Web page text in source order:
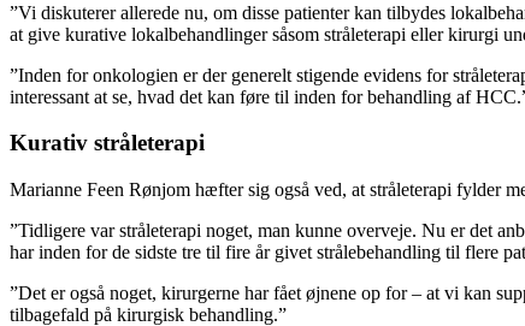
”Vi diskuterer allerede nu, om disse patienter kan tilbydes
at give kurative lokalbehandlinger såsom stråleterapi eller kirurgi
”Inden for onkologien er der generelt stigende evidens for
interessant at se, hvad det kan føre til inden for behandling af
Kurativ stråleterapi
Marianne Feen Rønjom hæfter sig også ved, at stråleterapi fylder
”Tidligere var stråleterapi noget, man kunne overveje. Nu er det
har inden for de sidste tre til fire år givet strålebehandling til flere
”Det er også noget, kirurgerne har fået øjnene op for – at vi kan
tilbagefald på kirurgisk behandling.”